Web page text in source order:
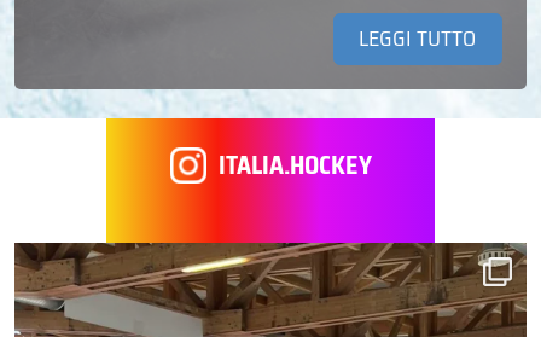
LEGGI TUTTO
ITALIA.HOCKEY